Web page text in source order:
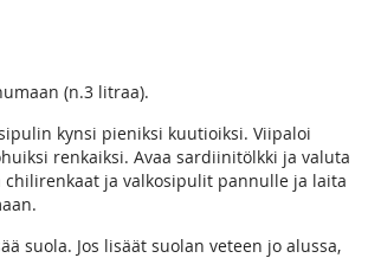
(n.3 litraa).
kynsi pieniksi kuutioiksi. Viipaloi
renkaiksi. Avaa sardiinitölkki ja valuta
chilirenkaat ja valkosipulit pannulle ja laita
suola. Jos lisäät suolan veteen jo alussa,